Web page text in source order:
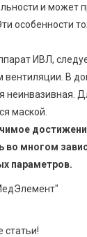
и может
особенности
ИВЛ,
вентиляции. В
неинвазивная.
маской.
во многом
параметров.
статьи!